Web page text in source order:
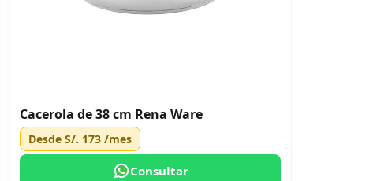
Cacerola de 38 cm Rena Ware
DesdeS/. 173 /mes
Consultar